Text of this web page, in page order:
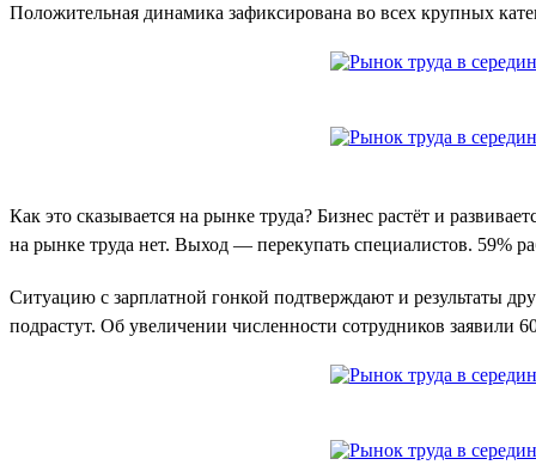
Положительная динамика зафиксирована во всех крупных
Как это сказывается на рынке труда? Бизнес растёт и
на рынке труда нет. Выход — перекупать специалистов. 59%
Ситуацию с зарплатной гонкой подтверждают и результаты
подрастут. Об увеличении численности сотрудников заявили